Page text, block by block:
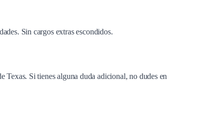
Sin cargos extras escondidos.
Texas. Si tienes alguna duda adicional, no dudes en